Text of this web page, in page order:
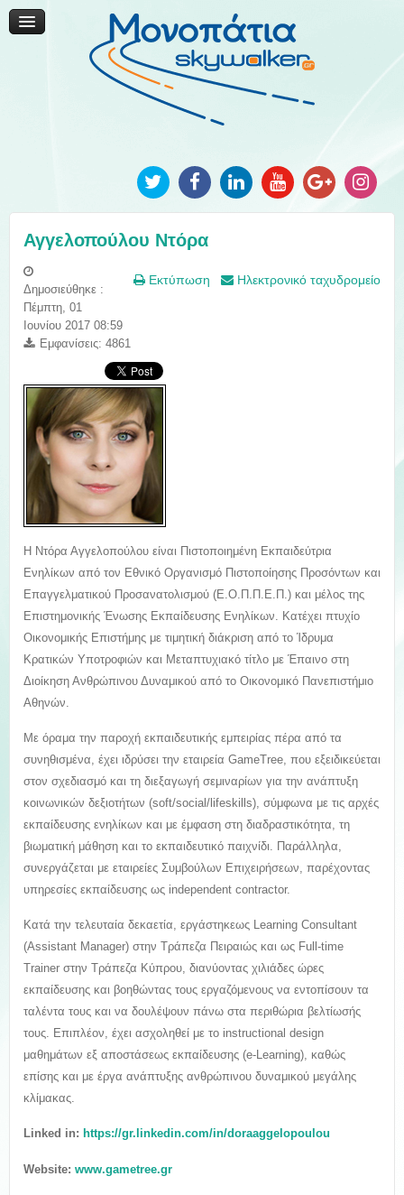
Μονοπάτια Καινοτομίας
Μονοπάτια Τοπικής Ανάπτυξης
Ανακοινώσεις
Φωτογραφίες
Αγγελοπούλου Ντόρα
Εκτύπωση Ηλεκτρονικό ταχυδρομείο
Δημοσιεύθηκε :
Πέμπτη, 01
Ιουνίου 2017 08:59
Εμφανίσεις: 4861
Η Ντόρα Αγγελοπούλου είναι Πιστοποιημένη Εκπαιδεύτρια
Ενηλίκων από τον Εθνικό Οργανισμό Πιστοποίησης Προσόντων και
Επαγγελματικού Προσανατολισμού (Ε.Ο.Π.Π.Ε.Π.) και μέλος της
Επιστημονικής Ένωσης Εκπαίδευσης Ενηλίκων. Κατέχει πτυχίο
Οικονομικής Επιστήμης με τιμητική διάκριση από το Ίδρυμα
Κρατικών Υποτροφιών και Μεταπτυχιακό τίτλο με Έπαινο στη
Διοίκηση Ανθρώπινου Δυναμικού από το Οικονομικό Πανεπιστήμιο
Αθηνών.
Με όραμα την παροχή εκπαιδευτικής εμπειρίας πέρα από τα
συνηθισμένα, έχει ιδρύσει την εταιρεία GameTree, που εξειδικεύεται
στον σχεδιασμό και τη διεξαγωγή σεμιναρίων για την ανάπτυξη
κοινωνικών δεξιοτήτων (soft/social/lifeskills), σύμφωνα με τις αρχές
εκπαίδευσης ενηλίκων και με έμφαση στη διαδραστικότητα, τη
βιωματική μάθηση και το εκπαιδευτικό παιχνίδι. Παράλληλα,
συνεργάζεται με εταιρείες Συμβούλων Επιχειρήσεων, παρέχοντας
υπηρεσίες εκπαίδευσης ως independent contractor.
Κατά την τελευταία δεκαετία, εργάστηκεως Learning Consultant
(Assistant Manager) στην Τράπεζα Πειραιώς και ως Full-time
Trainer στην Τράπεζα Κύπρου, διανύοντας χιλιάδες ώρες
εκπαίδευσης και βοηθώντας τους εργαζόμενους να εντοπίσουν τα
ταλέντα τους και να δουλέψουν πάνω στα περιθώρια βελτίωσής
τους. Επιπλέον, έχει ασχοληθεί με το instructional design
μαθημάτων εξ αποστάσεως εκπαίδευσης (e-Learning), καθώς
επίσης και με έργα ανάπτυξης ανθρώπινου δυναμικού μεγάλης
κλίμακας.
Linked in: https://gr.linkedin.com/in/doraaggelopoulou
Website: www.gametree.gr